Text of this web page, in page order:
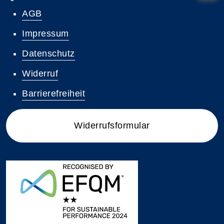
AGB
Impressum
Datenschutz
Widerruf
Barrierefreiheit
Widerrufsformular